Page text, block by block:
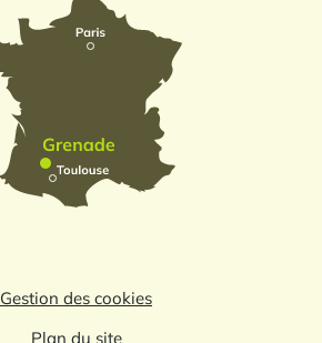
Gestion des cookies
Plan du site